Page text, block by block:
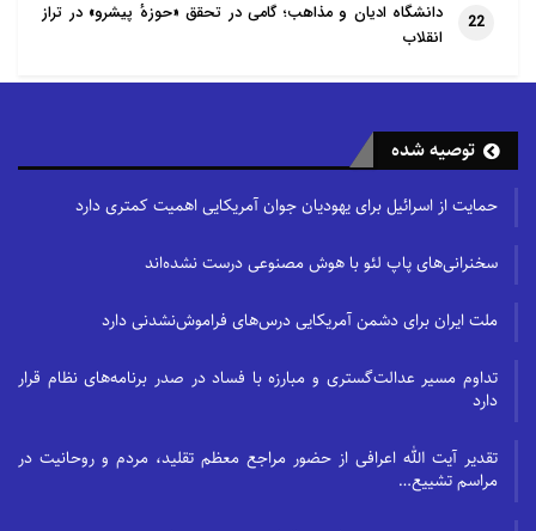
22
دانشگاه ادیان و مذاهب؛ گامی در تحقق «حوزهٔ پیشرو» در تراز
انقلاب
توصیه شده
حمایت از اسرائیل برای یهودیان جوان آمریکایی اهمیت کمتری دارد
سخنرانی‌های پاپ لئو با هوش مصنوعی درست نشده‌اند
ملت ایران برای دشمن آمریکایی درس‌های فراموش‌نشدنی دارد
تداوم مسیر عدالت‌گستری و مبارزه با فساد در صدر برنامه‌های نظام قرار
دارد
تقدیر آیت الله اعرافی از حضور مراجع معظم تقلید، مردم و روحانیت در
مراسم تشییع…